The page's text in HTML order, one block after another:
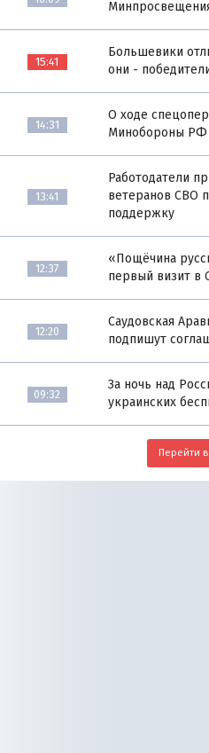
15:41
Большевики
они -
14:31
О ходе
Минобороны РФ
13:41
Работодатели
ветеранов СВО
поддержку
12:37
«Пощёчина
первый визит в
12:20
Саудовская
подпишут
09:32
За ночь над
украинских
Перейти